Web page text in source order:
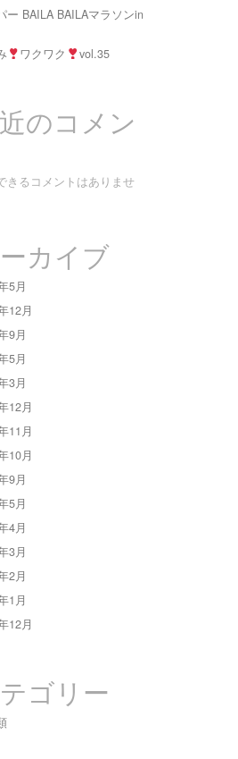
ー BAILA BAILAマラソンin
ワクワク vol.35
のコメン
きるコメントはありませ
カイブ
5月
12月
9月
5月
3月
12月
11月
10月
9月
5月
4月
3月
2月
1月
12月
ゴリー